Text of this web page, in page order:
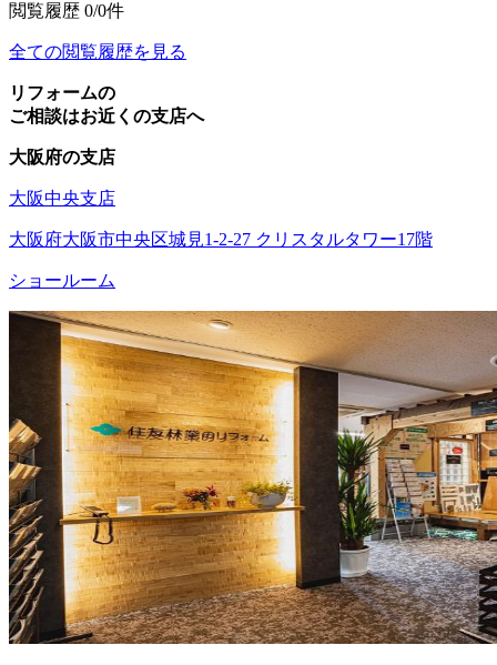
閲覧履歴 0/0件
全ての閲覧履歴を見る
リフォームの
ご相談はお近くの支店へ
大阪府の支店
大阪中央支店
大阪府大阪市中央区城見1-2-27 クリスタルタワー17階
ショールーム